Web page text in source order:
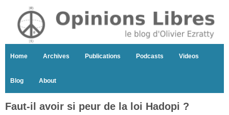
Home Archives Publications Podcasts Videos
Blog About
Faut-il avoir si peur de la loi Hadopi ?